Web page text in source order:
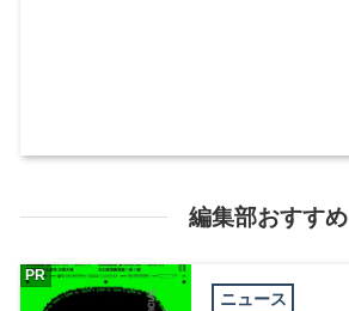
編集部おすすめ
ニュース
PR